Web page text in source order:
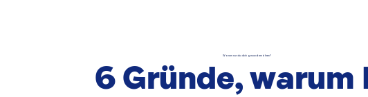
Warum nur du dich gesund ernähren?
6 Gründe,